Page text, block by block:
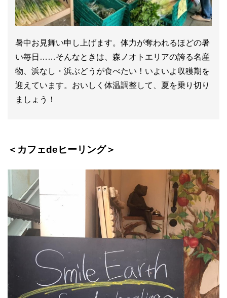
暑中お見舞い申し上げます。体力が奪われるほどの暑
い毎日……そんなときは、森ノオトエリアの誇る名産
物、浜なし・浜ぶどうが食べたい！いよいよ収穫期を
迎えています。おいしく体温調整して、夏を乗り切り
ましょう！
＜カフェdeヒーリング＞